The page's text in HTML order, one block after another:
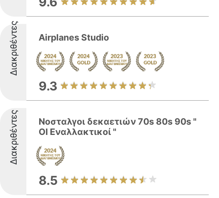
Διακριθέντες Airplanes Studio
9.3
Διακριθέντες
Νοσταλγοι δεκαετιών 70s 80s 90s "
ΟΙ Εναλλακτικοί "
8.5